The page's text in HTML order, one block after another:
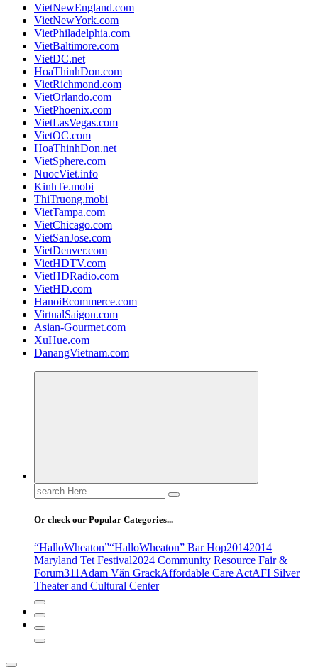
VietNewEngland.com
VietNewYork.com
VietPhiladelphia.com
VietBaltimore.com
VietDC.net
HoaThinhDon.com
VietRichmond.com
VietOrlando.com
VietPhoenix.com
VietLasVegas.com
VietOC.com
HoaThinhDon.net
VietSphere.com
NuocViet.info
KinhTe.mobi
ThiTruong.mobi
VietTampa.com
VietChicago.com
VietSanJose.com
VietDenver.com
VietHDTV.com
VietHDRadio.com
VietHD.com
HanoiEcommerce.com
VirtualSaigon.com
Asian-Gourmet.com
XuHue.com
DanangVietnam.com
Search
for:
Or check our Popular Categories...
“HalloWheaton”“HalloWheaton” Bar Hop20142014
Maryland Tet Festival2024 Community Resource Fair &
Forum311 Adam Văn GrackAffordable Care ActAFI Silver
Theater and Cultural Center